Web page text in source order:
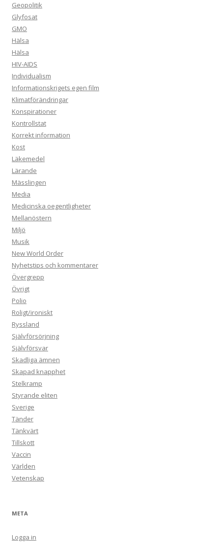
Geopolitik
Glyfosat
GMO
Hälsa
Hälsa
HIV-AIDS
Individualism
Informationskrigets egen film
Klimatförändringar
Konspirationer
Kontrollstat
Korrekt information
Kost
Läkemedel
Lärande
Mässlingen
Media
Medicinska oegentligheter
Mellanöstern
Miljö
Musik
New World Order
Nyhetstips och kommentarer
Övergrepp
Övrigt
Polio
Roligt/ironiskt
Ryssland
Självförsörjning
Självförsvar
Skadliga ämnen
Skapad knapphet
Stelkramp
Styrande eliten
Sverige
Tänder
Tänkvärt
Tillskott
Vaccin
Världen
Vetenskap
META
Logga in